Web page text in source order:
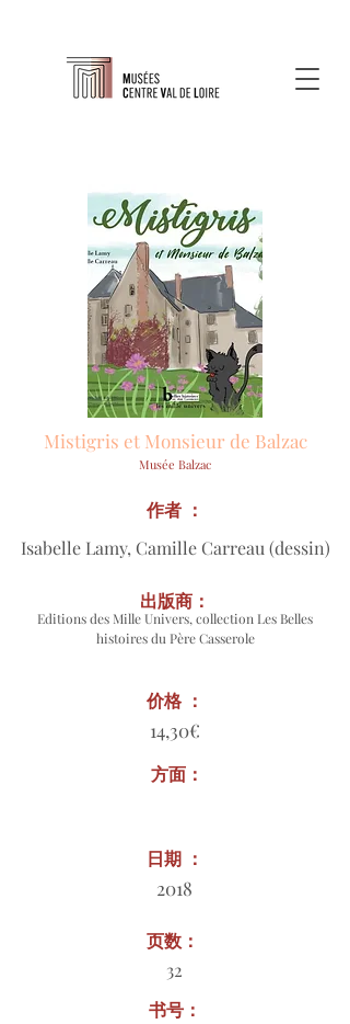
Mistigris et Monsieur de Balzac
Musée Balzac
Isabelle Lamy, Camille Carreau (dessin)
作者 ：
Editions des Mille Univers, collection Les Belles
histoires du Père Casserole
出版商：
价格 ：
14,30€
方面：
日期 ：
2018
页数：
32
书号：